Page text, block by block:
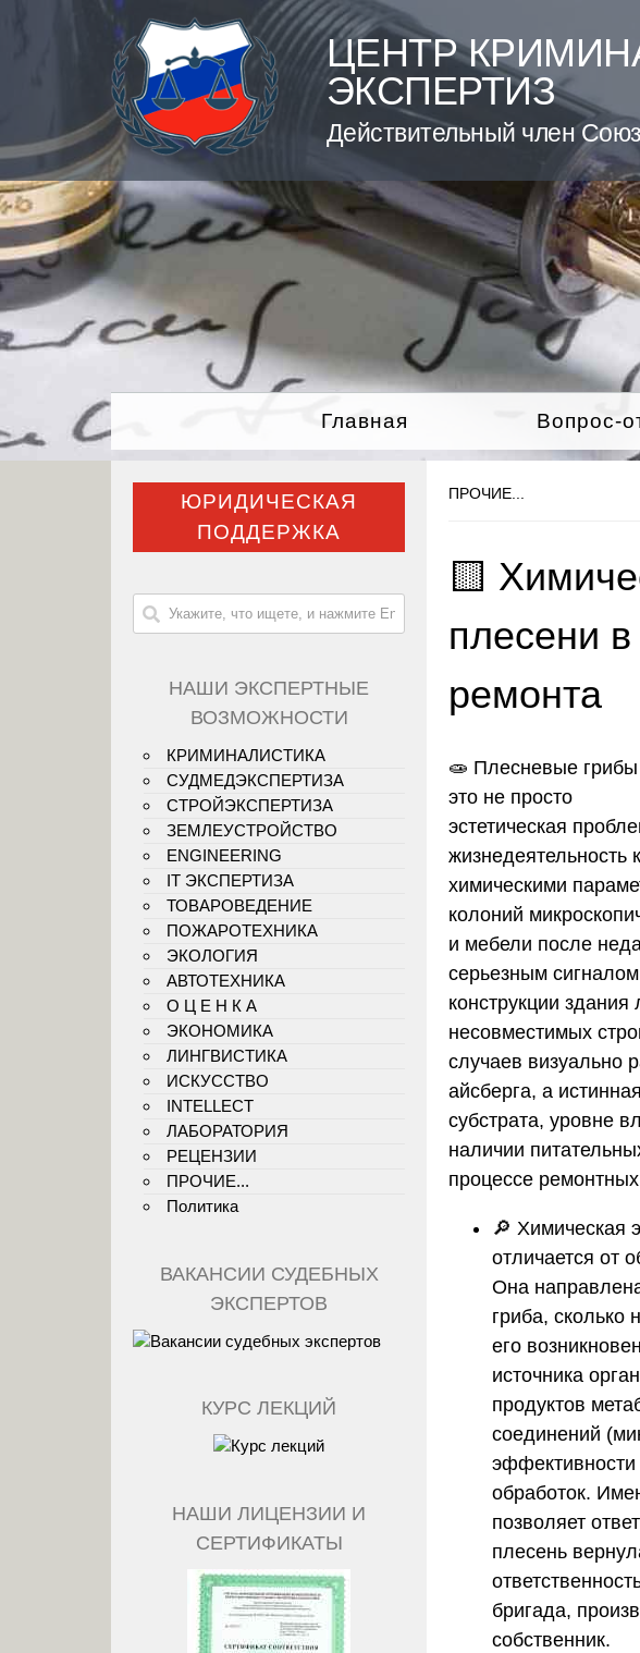
ЦЕНТР
ЭКСПЕРТИЗ
Действительный член
Главная Вопрос-
ПРОЧИЕ...
🟨
плесени
ремонта
🧫 Плесневые
это не просто
эстетическая
жизнедеятельность
химическими
колоний
и мебели после
серьезным
конструкции
несовместимых
случаев визуально
айсберга, а
субстрата, уровне
наличии
процессе ремонтных
🔎 Химическая
отличается от
Она
гриба, сколько
его
источника
продуктов
соединений
эффективности
обработок.
позволяет
плесень
бригада,
собственник.
ЮРИДИЧЕСКАЯ
ПОДДЕРЖКА
НАШИ ЭКСПЕРТНЫЕ
ВОЗМОЖНОСТИ
КРИМИНАЛИСТИКА
СУДМЕДЭКСПЕРТИЗА
СТРОЙЭКСПЕРТИЗА
ЗЕМЛЕУСТРОЙСТВО
ENGINEERING
IT ЭКСПЕРТИЗА
ТОВАРОВЕДЕНИЕ
ПОЖАРОТЕХНИКА
ЭКОЛОГИЯ
АВТОТЕХНИКА
О Ц Е Н К А
ЭКОНОМИКА
ЛИНГВИСТИКА
ИСКУССТВО
INTELLECT
ЛАБОРАТОРИЯ
РЕЦЕНЗИИ
ПРОЧИЕ...
Политика
ВАКАНСИИ СУДЕБНЫХ
ЭКСПЕРТОВ
КУРС ЛЕКЦИЙ
НАШИ ЛИЦЕНЗИИ И
СЕРТИФИКАТЫ